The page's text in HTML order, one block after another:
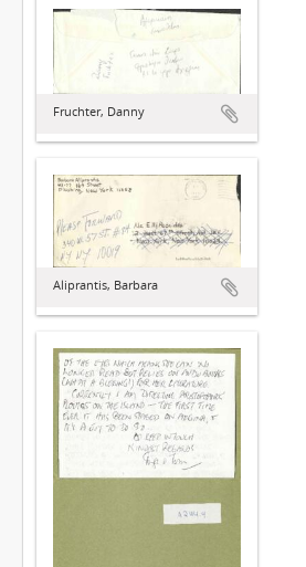
Fruchter, Danny
Aliprantis, Barbara